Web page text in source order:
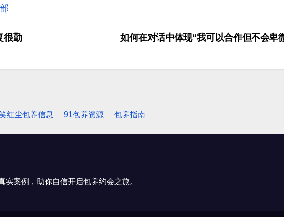
如何在对话中体现“我可以合作但不会卑
很勤
红尘包养信息 91包养资源 包养指南
案例，助你自信开启包养约会之旅。